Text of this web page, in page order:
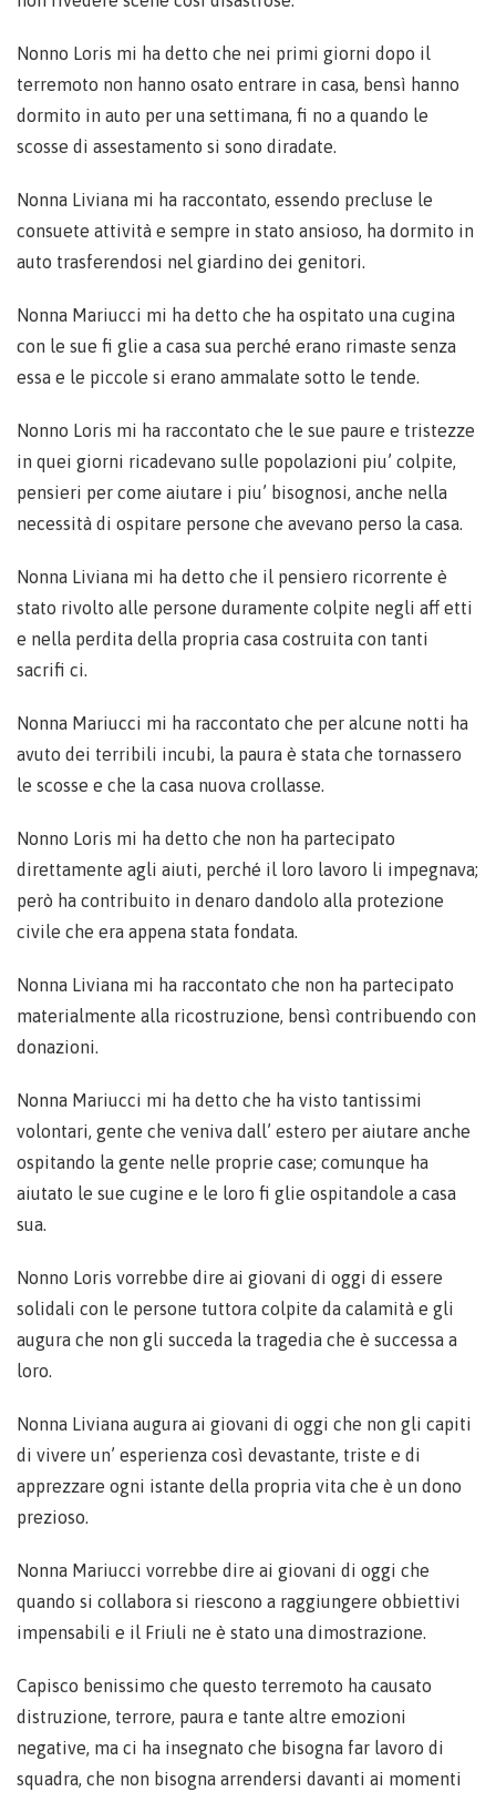
Nonno Loris mi ha detto che nei primi giorni dopo il
terremoto non hanno osato entrare in casa, bensì hanno
dormito in auto per una settimana, fi no a quando le
scosse di assestamento si sono diradate.
Nonna Liviana mi ha raccontato, essendo precluse le
consuete attività e sempre in stato ansioso, ha dormito in
auto trasferendosi nel giardino dei genitori.
Nonna Mariucci mi ha detto che ha ospitato una cugina
con le sue fi glie a casa sua perché erano rimaste senza
essa e le piccole si erano ammalate sotto le tende.
Nonno Loris mi ha raccontato che le sue paure e tristezze
in quei giorni ricadevano sulle popolazioni piu’ colpite,
pensieri per come aiutare i piu’ bisognosi, anche nella
necessità di ospitare persone che avevano perso la casa.
Nonna Liviana mi ha detto che il pensiero ricorrente è
stato rivolto alle persone duramente colpite negli aff etti
e nella perdita della propria casa costruita con tanti
sacrifi ci.
Nonna Mariucci mi ha raccontato che per alcune notti ha
avuto dei terribili incubi, la paura è stata che tornassero
le scosse e che la casa nuova crollasse.
Nonno Loris mi ha detto che non ha partecipato
direttamente agli aiuti, perché il loro lavoro li impegnava;
però ha contribuito in denaro dandolo alla protezione
civile che era appena stata fondata.
Nonna Liviana mi ha raccontato che non ha partecipato
materialmente alla ricostruzione, bensì contribuendo con
donazioni.
Nonna Mariucci mi ha detto che ha visto tantissimi
volontari, gente che veniva dall’ estero per aiutare anche
ospitando la gente nelle proprie case; comunque ha
aiutato le sue cugine e le loro fi glie ospitandole a casa
sua.
Nonno Loris vorrebbe dire ai giovani di oggi di essere
solidali con le persone tuttora colpite da calamità e gli
augura che non gli succeda la tragedia che è successa a
loro.
Nonna Liviana augura ai giovani di oggi che non gli capiti
di vivere un’ esperienza così devastante, triste e di
apprezzare ogni istante della propria vita che è un dono
prezioso.
Nonna Mariucci vorrebbe dire ai giovani di oggi che
quando si collabora si riescono a raggiungere obbiettivi
impensabili e il Friuli ne è stato una dimostrazione.
Capisco benissimo che questo terremoto ha causato
distruzione, terrore, paura e tante altre emozioni
negative, ma ci ha insegnato che bisogna far lavoro di
squadra, che non bisogna arrendersi davanti ai momenti